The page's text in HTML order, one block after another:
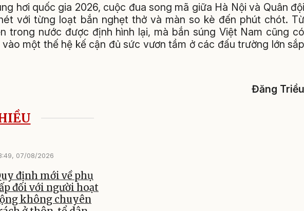
hơi quốc gia 2026, cuộc đua song mã giữa Hà Nội và Quân đội
với từng loạt bắn nghẹt thở và màn so kè đến phút chót. Từ
trong nước được định hình lại, mà bắn súng Việt Nam cũng có
một thế hệ kế cận đủ sức vươn tầm ở các đấu trường lớn sắp
Đăng Triều
07/08/2026
định mới về phụ
đối với người hoạt
không chuyên